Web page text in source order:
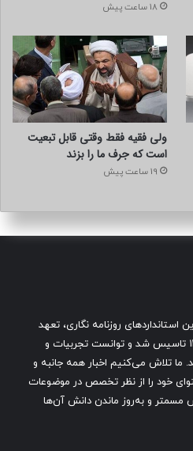
18 ساعت پیش
ولی فقیه فقط وقتی قابل تبعیت
است که جرف ما را بزند
19 ساعت پیش
استانداردهای روزنامه نگاری، تعهد
اخلاقی، تولید محتوا و.. در سال ۱۴۰۴ تاسیس شد و توانست تجربیات و
ما تلاش می‌کنیم اخبار همه جانبه و
خود را از نظر تخصص در موضوعات
و به‌روز ماندن دانش آن‌ها